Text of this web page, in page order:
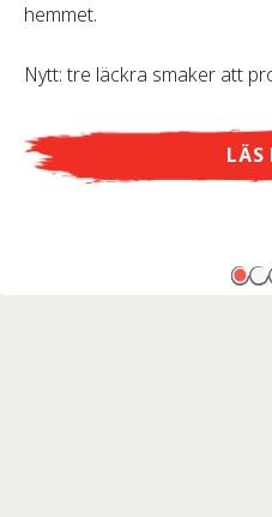
hemmet.
Nytt: tre läckra smaker att
LÄS